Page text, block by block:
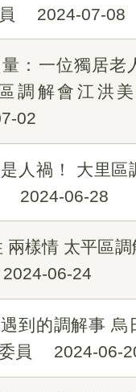
2024-07-08
：一位獨居老
調解會江洪
02
人禍！ 大里區
2024-06-28
兩樣情 太平區調
2024-06-24
到的調解事 烏
員
2024-06-